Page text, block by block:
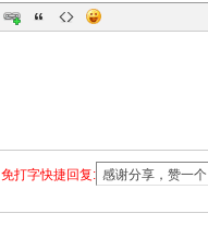
免打字快捷回复: